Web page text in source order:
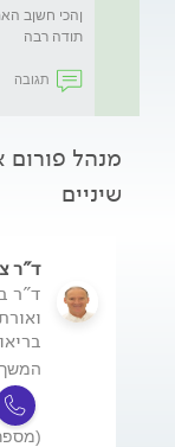
תודה רבה
תגובה
מנהל פורום
שיניים
ד"ר
ד"ר